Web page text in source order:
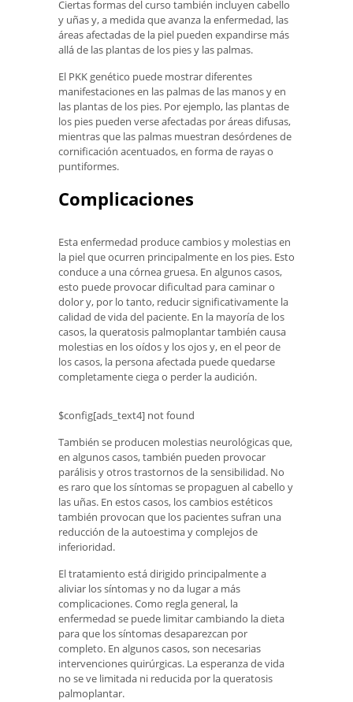
Ciertas formas del curso también incluyen cabello
y uñas y, a medida que avanza la enfermedad, las
áreas afectadas de la piel pueden expandirse más
allá de las plantas de los pies y las palmas.
El PKK genético puede mostrar diferentes
manifestaciones en las palmas de las manos y en
las plantas de los pies. Por ejemplo, las plantas de
los pies pueden verse afectadas por áreas difusas,
mientras que las palmas muestran desórdenes de
cornificación acentuados, en forma de rayas o
puntiformes.
Complicaciones
Esta enfermedad produce cambios y molestias en
la piel que ocurren principalmente en los pies. Esto
conduce a una córnea gruesa. En algunos casos,
esto puede provocar dificultad para caminar o
dolor y, por lo tanto, reducir significativamente la
calidad de vida del paciente. En la mayoría de los
casos, la queratosis palmoplantar también causa
molestias en los oídos y los ojos y, en el peor de
los casos, la persona afectada puede quedarse
completamente ciega o perder la audición.
$config[ads_text4] not found
También se producen molestias neurológicas que,
en algunos casos, también pueden provocar
parálisis y otros trastornos de la sensibilidad. No
es raro que los síntomas se propaguen al cabello y
las uñas. En estos casos, los cambios estéticos
también provocan que los pacientes sufran una
reducción de la autoestima y complejos de
inferioridad.
El tratamiento está dirigido principalmente a
aliviar los síntomas y no da lugar a más
complicaciones. Como regla general, la
enfermedad se puede limitar cambiando la dieta
para que los síntomas desaparezcan por
completo. En algunos casos, son necesarias
intervenciones quirúrgicas. La esperanza de vida
no se ve limitada ni reducida por la queratosis
palmoplantar.